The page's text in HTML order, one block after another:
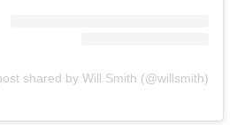
shared by Will Smith (@willsmith)